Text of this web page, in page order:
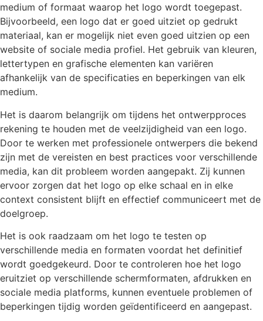
medium of formaat waarop het logo wordt toegepast.
Bijvoorbeeld, een logo dat er goed uitziet op gedrukt
materiaal, kan er mogelijk niet even goed uitzien op een
website of sociale media profiel. Het gebruik van kleuren,
lettertypen en grafische elementen kan variëren
afhankelijk van de specificaties en beperkingen van elk
medium.
Het is daarom belangrijk om tijdens het ontwerpproces
rekening te houden met de veelzijdigheid van een logo.
Door te werken met professionele ontwerpers die bekend
zijn met de vereisten en best practices voor verschillende
media, kan dit probleem worden aangepakt. Zij kunnen
ervoor zorgen dat het logo op elke schaal en in elke
context consistent blijft en effectief communiceert met de
doelgroep.
Het is ook raadzaam om het logo te testen op
verschillende media en formaten voordat het definitief
wordt goedgekeurd. Door te controleren hoe het logo
eruitziet op verschillende schermformaten, afdrukken en
sociale media platforms, kunnen eventuele problemen of
beperkingen tijdig worden geïdentificeerd en aangepast.